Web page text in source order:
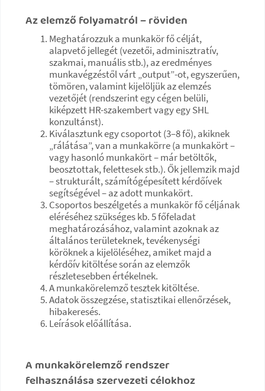
Az elemző folyamatról – röviden
Meghatározzuk a munkakör fő célját,
alapvető jellegét (vezetői, adminisztratív,
szakmai, manuális stb.), az eredményes
munkavégzéstől várt „output”-ot, egyszerűen,
tömören, valamint kijelöljük az elemzés
vezetőjét (rendszerint egy cégen belüli,
kiképzett HR-szakembert vagy egy SHL
konzultánst).
Kiválasztunk egy csoportot (3–8 fő), akiknek
„rálátása”, van a munkakörre (a munkakört –
vagy hasonló munkakört – már betöltők,
beosztottak, felettesek stb.). Ők jellemzik majd
– strukturált, számítógépesített kérdőívek
segítségével – az adott munkakört.
Csoportos beszélgetés a munkakör fő céljának
eléréséhez szükséges kb. 5 főfeladat
meghatározásához, valamint azoknak az
általános területeknek, tevékenységi
köröknek a kijelöléséhez, amiket majd a
kérdőív kitöltése során az elemzők
részletesebben értékelnek.
A munkakörelemző tesztek kitöltése.
Adatok összegzése, statisztikai ellenőrzések,
hibakeresés.
Leírások előállítása.
A munkakörelemző rendszer
felhasználása szervezeti célokhoz